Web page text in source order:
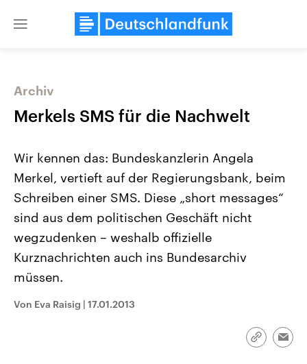
Close
Landtagswahl Sachsen-Anhalt
Alle Informationen
Sachsen-Anhalt wählt am 6.
September 2026 einen neuen
Bundesland von einer Koalition aus
USA
Aktuelle Beiträge,
Hintergründe
Archiv
Merkels SMS für die Nachwelt
Wir kennen das: Bundeskanzlerin Angela
Merkel, vertieft auf der Regierungsbank, beim
Schreiben einer SMS. Diese „short messages“
sind aus dem politischen Geschäft nicht
wegzudenken – weshalb offizielle
Kurznachrichten auch ins Bundesarchiv
müssen.
Von Eva Raisig | 17.01.2013
Link